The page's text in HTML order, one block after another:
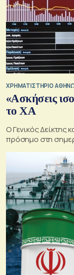
XΡΗΜΑΤΙΣΤΗΡΙΟ
«Ασκήσεις
το ΧΑ
O Γενικός Δείκτης
πρόσημο στη